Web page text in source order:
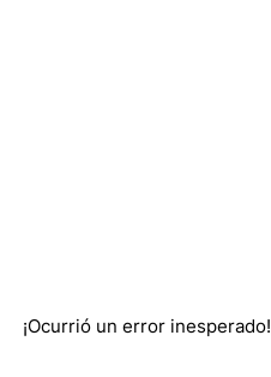
¡Ocurrió un error inesperado!